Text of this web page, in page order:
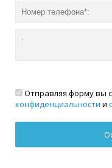
Отправляя форму вы
конфиденциальности и